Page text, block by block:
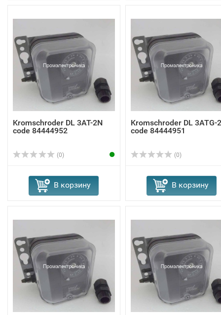
Kromschroder DL 3AT-2N
code 84444952
(0)
В корзину
Kromschroder DL 3ATG-
code 84444951
(0)
В корзину